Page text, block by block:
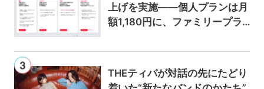
上げを実施——個人プランは月
額1,180円に、ファミリープラ
THEティバが対話の先にたどり